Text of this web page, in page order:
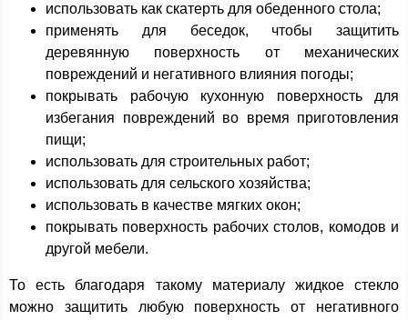
использовать как скатерть для обеденного стола;
применять для беседок, чтобы защитить
деревянную поверхность от механических
повреждений и негативного влияния погоды;
покрывать рабочую кухонную поверхность для
избегания повреждений во время приготовления
пищи;
использовать для строительных работ;
использовать для сельского хозяйства;
использовать в качестве мягких окон;
покрывать поверхность рабочих столов, комодов и
другой мебели.
То есть благодаря такому материалу жидкое стекло
можно защитить любую поверхность от негативного